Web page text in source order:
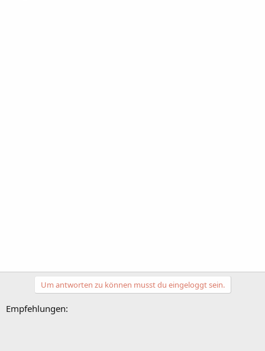
Um antworten zu können musst du eingeloggt sein.
Empfehlungen: